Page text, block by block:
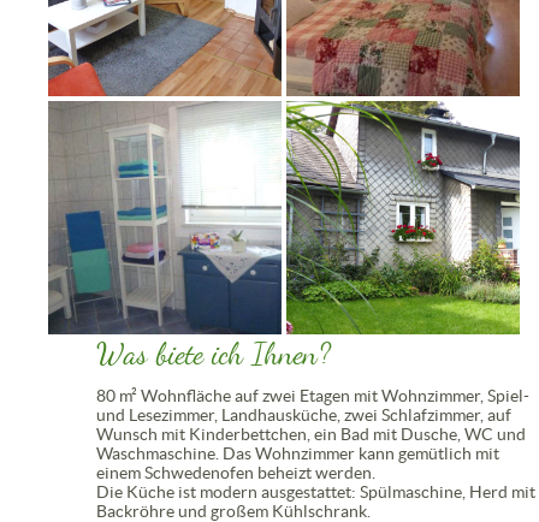
Was biete ich Ihnen?
80 m² Wohnfläche auf zwei Etagen mit Wohnzimmer, Spiel-
und Lesezimmer, Landhausküche, zwei Schlafzimmer, auf
Wunsch mit Kinderbettchen, ein Bad mit Dusche, WC und
Waschmaschine. Das Wohnzimmer kann gemütlich mit
einem Schwedenofen beheizt werden.
Die Küche ist modern ausgestattet: Spülmaschine, Herd mit
Backröhre und großem Kühlschrank.